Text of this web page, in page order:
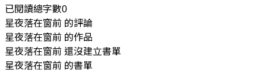
已閱讀總字數0
星夜落在窗前 的評論
星夜落在窗前 的作品
星夜落在窗前 還沒建立書單
星夜落在窗前 的書單